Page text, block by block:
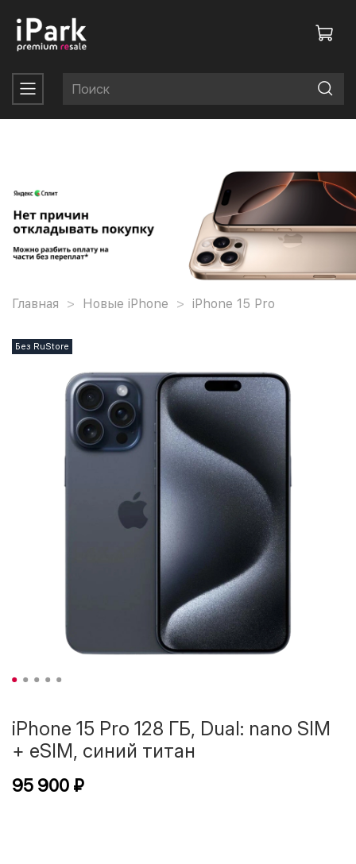
Главная Новые iPhone iPhone 15 Pro
Без RuStore
iPhone 15 Pro 128 ГБ, Dual: nano SIM
+ eSIM, синий титан
95 900 ₽